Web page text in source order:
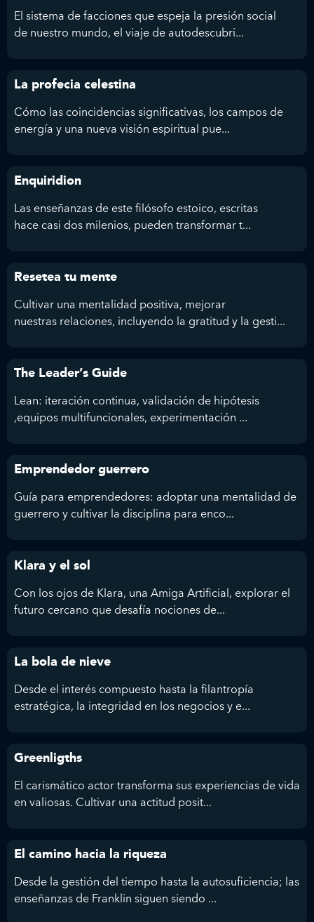
El sistema de facciones que espeja la presión social
de nuestro mundo, el viaje de autodescubri...
La profecia celestina
Cómo las coincidencias significativas, los campos de
energía y una nueva visión espiritual pue...
Enquiridion
Las enseñanzas de este filósofo estoico, escritas
hace casi dos milenios, pueden transformar t...
Resetea tu mente
Cultivar una mentalidad positiva, mejorar
nuestras relaciones, incluyendo la gratitud y la gesti...
The Leader’s Guide
Lean: iteración continua, validación de hipótesis
,equipos multifuncionales, experimentación ...
Emprendedor guerrero
Guía para emprendedores: adoptar una mentalidad de
guerrero y cultivar la disciplina para enco...
Klara y el sol
Con los ojos de Klara, una Amiga Artificial, explorar el
futuro cercano que desafía nociones de...
La bola de nieve
Desde el interés compuesto hasta la filantropía
estratégica, la integridad en los negocios y e...
Greenligths
El carismático actor transforma sus experiencias de vida
en valiosas. Cultivar una actitud posit...
El camino hacia la riqueza
Desde la gestión del tiempo hasta la autosuficiencia; las
enseñanzas de Franklin siguen siendo ...